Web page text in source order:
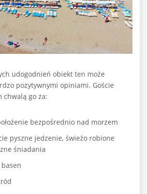
udogodnień obiekt ten może
pozytywnymi opiniami. Goście
chwalą go za:
bezpośrednio nad morzem
pyszne jedzenie, świeżo robione
śniadania